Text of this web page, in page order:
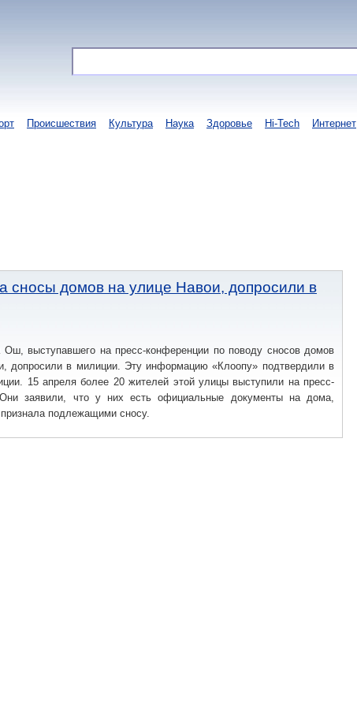
Происшествия Культура Наука Здоровье Hi-Tech Интернет
сносы домов на улице Навои, допросили в
Ош, выступавшего на пресс-конференции по поводу сносов домов
допросили в милиции. Эту информацию «Клоопу» подтвердили в
15 апреля более 20 жителей этой улицы выступили на пресс-
заявили, что у них есть официальные документы на дома,
подлежащими сносу.